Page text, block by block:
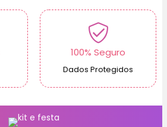
100% Seguro
Dados Protegidos